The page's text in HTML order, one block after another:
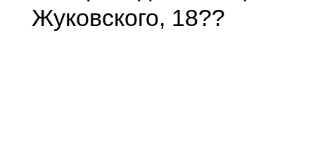
Жуковского, 18??